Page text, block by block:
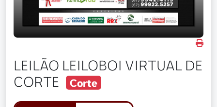
LEILÃO LEILOBOI VIRTUAL DE
CORTE
Corte